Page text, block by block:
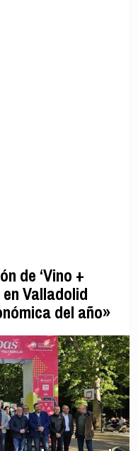
de ‘Vino +
Valladolid
del año»